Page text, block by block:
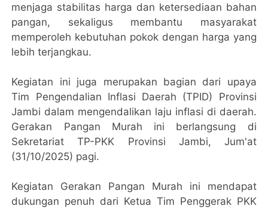
menjaga stabilitas harga dan ketersediaan bahan
pangan, sekaligus membantu masyarakat
memperoleh kebutuhan pokok dengan harga yang
lebih terjangkau.
Kegiatan ini juga merupakan bagian dari upaya
Tim Pengendalian Inflasi Daerah (TPID) Provinsi
Jambi dalam mengendalikan laju inflasi di daerah.
Gerakan Pangan Murah ini berlangsung di
Sekretariat TP-PKK Provinsi Jambi, Jum'at
(31/10/2025) pagi.
Kegiatan Gerakan Pangan Murah ini mendapat
dukungan penuh dari Ketua Tim Penggerak PKK